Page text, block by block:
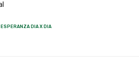
ESPERANZA DIA X DIA